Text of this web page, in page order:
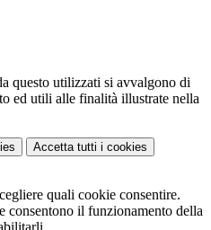
questo utilizzati si avvalgono di
ed utili alle finalità illustrate nella
Accetta tutti i cookies
quali cookie consentire.
consentono il funzionamento della